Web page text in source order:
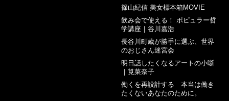
篠山紀信 美女標本箱MOVIE
飲み会で使える！ ポピュラー哲
学講座｜谷川嘉浩
長谷川町蔵が勝手に選ぶ、世界
のおじさん迷宮会
明日話したくなるアートの小噺
｜筧菜奈子
働くを再設計する 本当は働き
たくないあなたのために。